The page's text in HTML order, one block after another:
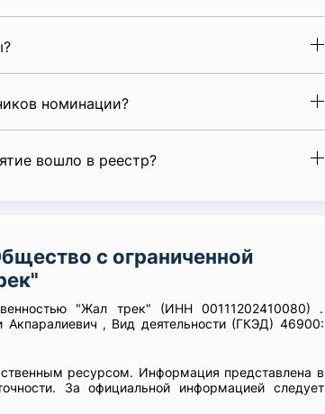
номинации?
вошло в реестр?
с ограниченной
"Жал трек" (ИНН 00111202410080) .
Акпаралиевич , Вид деятельности (ГКЭД) 46900:
ресурсом. Информация представлена в
За официальной информацией следует